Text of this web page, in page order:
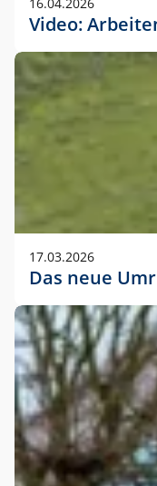
Video:
17.03.2026
Das neue